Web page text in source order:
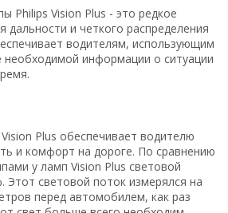
Philips Vision Plus - это редкое
дальности и четкого распределения
водителям, использующим
необходимой информации о ситуации
Plus обеспечивает водителю
и комфорт на дороге. По сравнению
у ламп Vision Plus световой
Этот световой поток измерялся на
перед автомобилем, как раз